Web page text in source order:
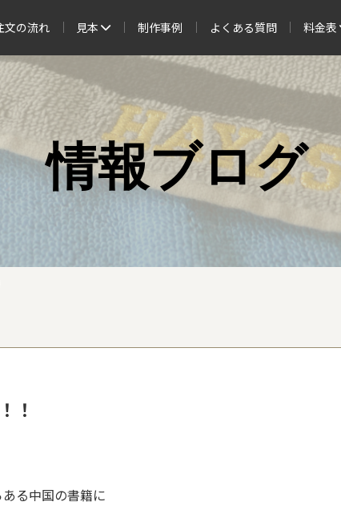
文の流れ 見本 制作事例 よくある質問 料金表
情報ブログ
！
る中国の書籍に